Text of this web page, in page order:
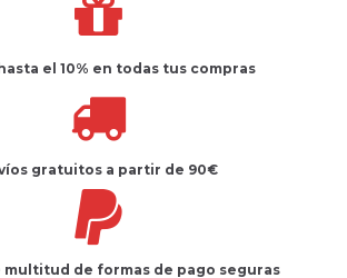
el 10% en todas tus compras
gratuitos a partir de 90€
multitud de formas de pago seguras